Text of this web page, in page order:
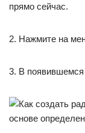
прямо сейчас.
2. Нажмите на
3. В